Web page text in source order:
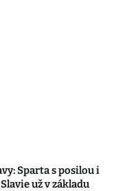
Sparta s posilou i
už v základu